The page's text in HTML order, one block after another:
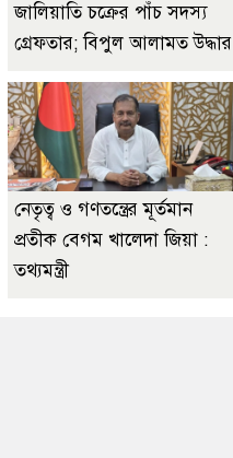
জালিয়াতি চক্রের পাঁচ সদস্য
গ্রেফতার; বিপুল আলামত উদ্ধার
নেতৃত্ব ও গণতন্ত্রের মূর্তমান
প্রতীক বেগম খালেদা জিয়া :
তথ্যমন্ত্রী